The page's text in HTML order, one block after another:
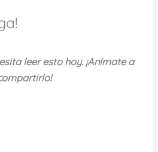
leer esto hoy. ¡Anímate a